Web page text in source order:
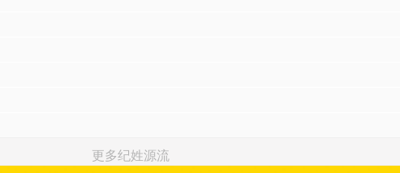
更多纪姓源流